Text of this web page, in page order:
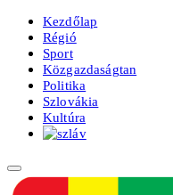
Kezdőlap
Régió
Sport
Közgazdaságtan
Politika
Szlovákia
Kultúra